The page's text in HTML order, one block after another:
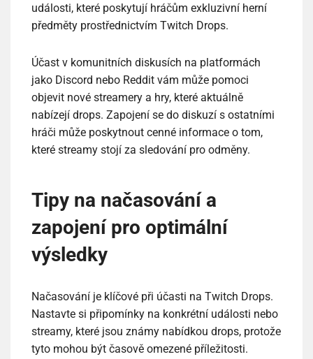
události, které poskytují hráčům exkluzivní herní
předměty prostřednictvím Twitch Drops.
Účast v komunitních diskusích na platformách
jako Discord nebo Reddit vám může pomoci
objevit nové streamery a hry, které aktuálně
nabízejí drops. Zapojení se do diskuzí s ostatními
hráči může poskytnout cenné informace o tom,
které streamy stojí za sledování pro odměny.
Tipy na načasování a
zapojení pro optimální
výsledky
Načasování je klíčové při účasti na Twitch Drops.
Nastavte si připomínky na konkrétní události nebo
streamy, které jsou známy nabídkou drops, protože
tyto mohou být časově omezené příležitosti.